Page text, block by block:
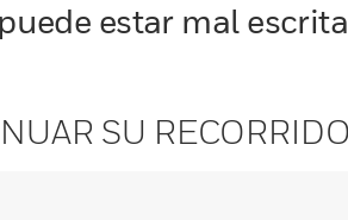
estar mal
SU RECORRIDO